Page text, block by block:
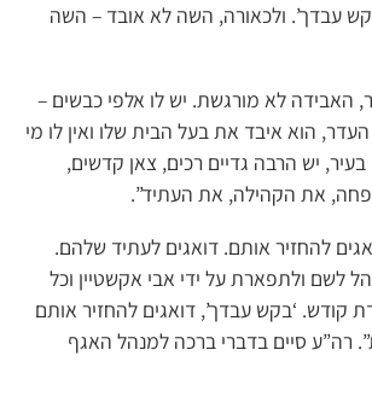
עבדך’. ולכאורה, השה לא אובד – השה
האבידה לא מורגשת. יש לו אלפי כבשים –
הוא איבד את בעל הבית שלו ואין לו מי
יש הרבה גדיים רכים, צאן קדשים,
את הקהילה, את העתיד”.
להחזיר אותם. דואגים לעתיד שלהם.
לשם ולתפארת על ידי אבי אקשטיין וכל
קודש. ‘בקש עבדך’, דואגים להחזיר אותם
רה”ע סיים בדברי ברכה למנהל האגף